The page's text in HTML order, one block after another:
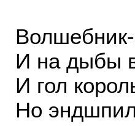
И на дыбы
И гол
Но